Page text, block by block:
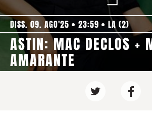
DISS. 09. AGO'25 23:59 LA (2)
ASTIN: MAC DECLOS +
AMARANTE